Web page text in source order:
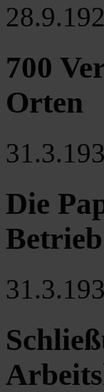
700
Orten
Die